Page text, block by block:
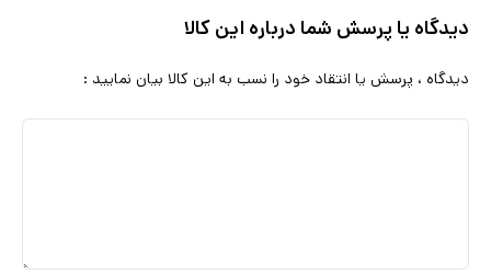
دیدگاه یا پرسش شما درباره این کالا
دیدگاه ، پرسش یا انتقاد خود را نسب به این کالا بیان نمایید :